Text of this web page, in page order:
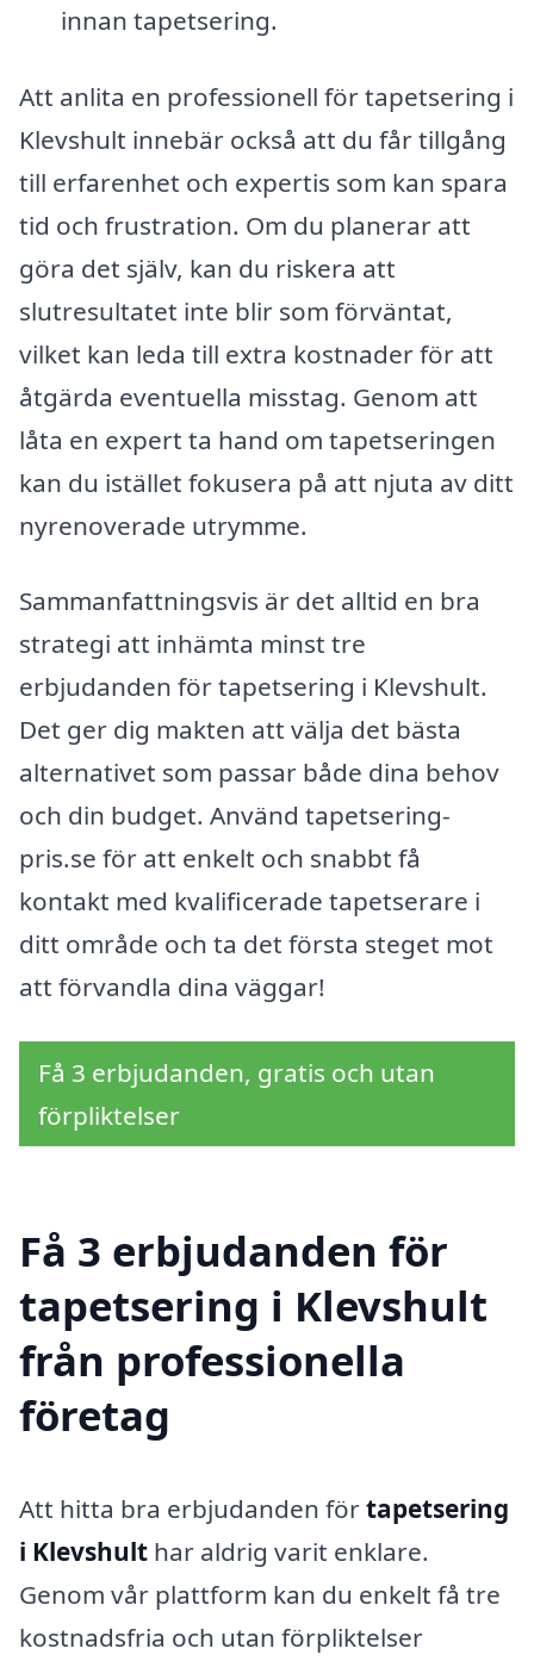
innan tapetsering.
Att anlita en professionell för tapetsering i
Klevshult innebär också att du får tillgång
till erfarenhet och expertis som kan spara
tid och frustration. Om du planerar att
göra det själv, kan du riskera att
slutresultatet inte blir som förväntat,
vilket kan leda till extra kostnader för att
åtgärda eventuella misstag. Genom att
låta en expert ta hand om tapetseringen
kan du istället fokusera på att njuta av ditt
nyrenoverade utrymme.
Sammanfattningsvis är det alltid en bra
strategi att inhämta minst tre
erbjudanden för tapetsering i Klevshult.
Det ger dig makten att välja det bästa
alternativet som passar både dina behov
och din budget. Använd tapetsering-
pris.se för att enkelt och snabbt få
kontakt med kvalificerade tapetserare i
ditt område och ta det första steget mot
att förvandla dina väggar!
Få 3 erbjudanden, gratis och utan
förpliktelser
Få 3 erbjudanden för
tapetsering i Klevshult
från professionella
företag
Att hitta bra erbjudanden förtapetsering
i Klevshult har aldrig varit enklare.
Genom vår plattform kan du enkelt få tre
kostnadsfria och utan förpliktelser